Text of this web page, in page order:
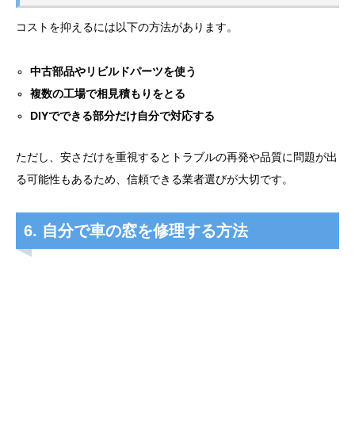
コストを抑えるには以下の方法があります。
中古部品やリビルドパーツを使う
複数の工場で相見積もりをとる
DIYでできる部分だけ自分で対応する
ただし、安さだけを重視するとトラブルの再発や品質に問題が出
る可能性もあるため、信頼できる業者選びが大切です。
6. 自分で車の窓を修理する方法